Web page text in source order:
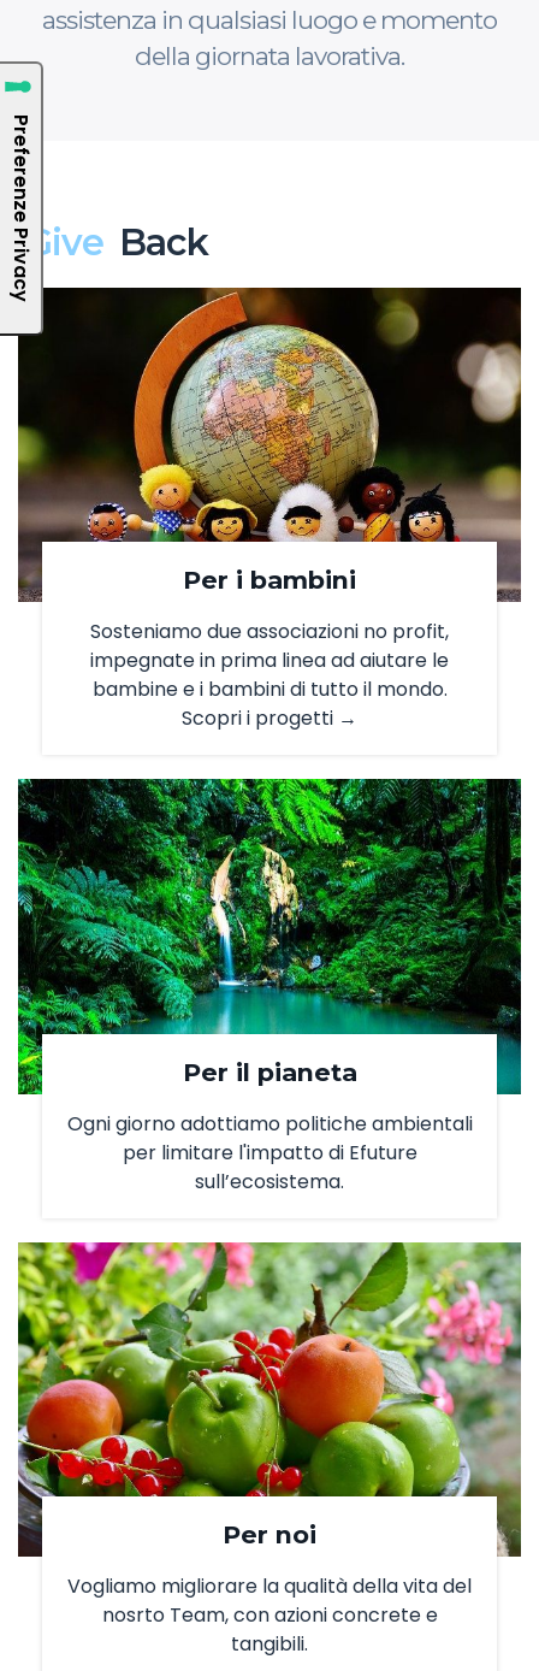
assistenza in qualsiasi luogo e momento
della giornata lavorativa.
Give Back
Per i bambini
Sosteniamo due associazioni no profit,
impegnate in prima linea ad aiutare le
bambine e i bambini di tutto il mondo.
Scopri i progetti →
Per il pianeta
Ogni giorno adottiamo politiche ambientali
per limitare l'impatto di Efuture
sull’ecosistema.
Per noi
Vogliamo migliorare la qualità della vita del
nosrto Team, con azioni concrete e
tangibili.